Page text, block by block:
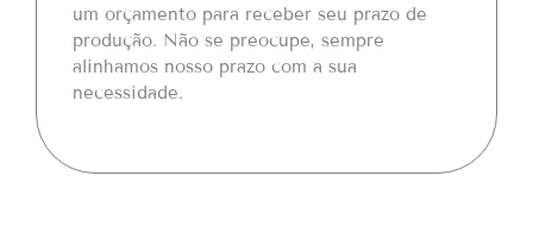
um orçamento para receber seu prazo de
produção. Não se preocupe, sempre
alinhamos nosso prazo com a sua
necessidade.